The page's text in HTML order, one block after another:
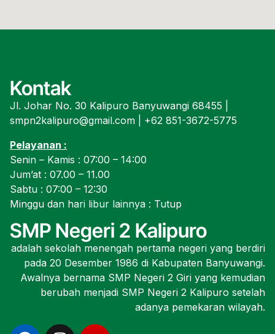
Kontak
Jl. Johar No. 30 Kalipuro Banyuwangi 68455 |
smpn2kalipuro@gmail.com | +62 851-3672-5775
Pelayanan :
Senin – Kamis : 07:00 – 14:00
Jum’at : 07.00 – 11.00
Sabtu : 07:00 – 12:30
Minggu dan hari libur lainnya : Tutup
SMP Negeri 2 Kalipuro
adalah sekolah menengah pertama negeri yang berdiri
pada 20 Desember 1986 di Kabupaten Banyuwangi.
Awalnya bernama SMP Negeri 2 Giri yang kemudian
berubah menjadi SMP Negeri 2 Kalipuro setelah
adanya pemekaran wilayah.